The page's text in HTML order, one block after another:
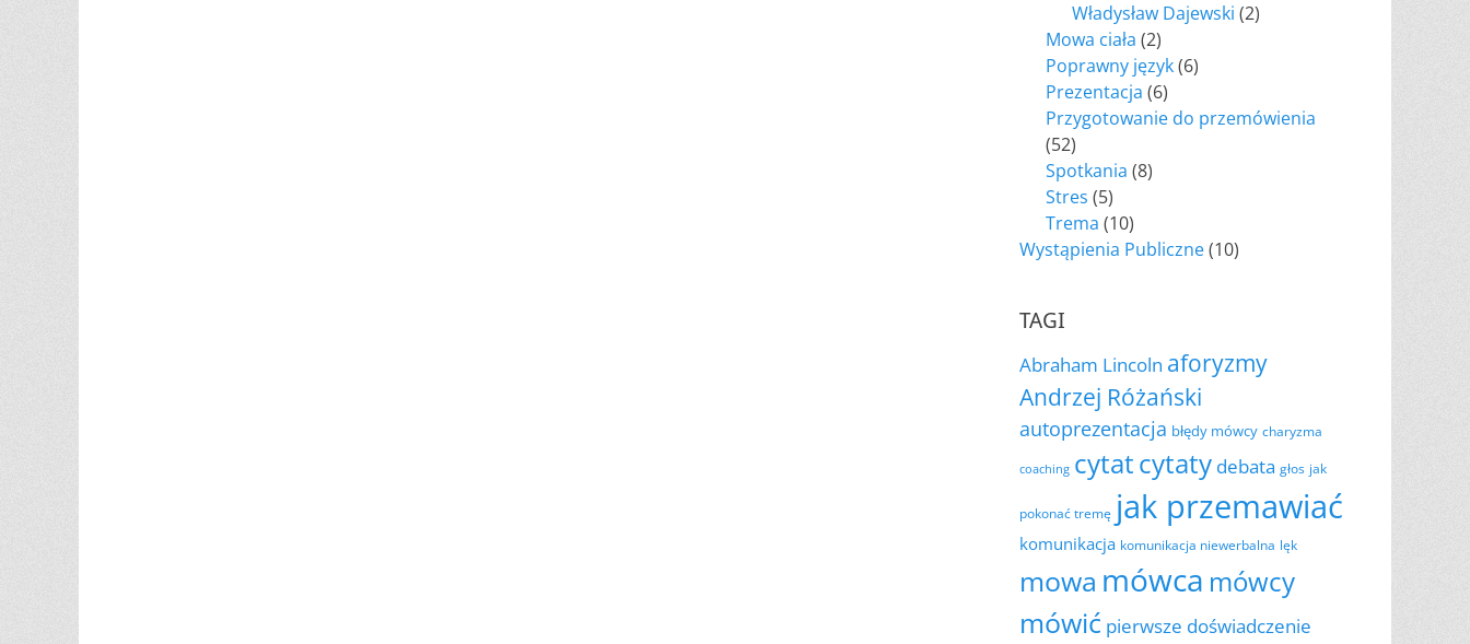
Władysław Dajewski (2)
Mowa ciała (2)
Poprawny język(6)
Prezentacja (6)
Przygotowanie do przemówienia
(52)
Spotkania (8)
Stres (5)
Trema (10)
Wystąpienia Publiczne(10)
TAGI
Abraham Lincoln aforyzmy
Andrzej Różański
autoprezentacja błędy mówcy charyzma
coaching cytatcytaty debata głos jak
pokonać tremę jak przemawiać
komunikacja komunikacja niewerbalna lęk
mowa mówca mówcy
mówić pierwsze doświadczenie